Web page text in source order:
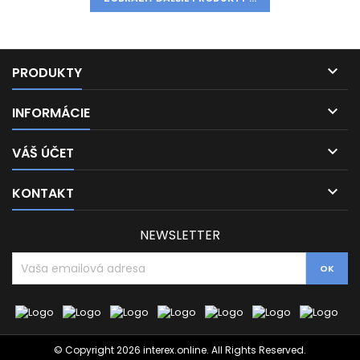
PRODUKTY 
INFORMÁCIE 
VÁŠ ÚČET 
KONTAKT 
NEWSLETTER
© Copyright 2026 interex.online. All Rights Reserved.